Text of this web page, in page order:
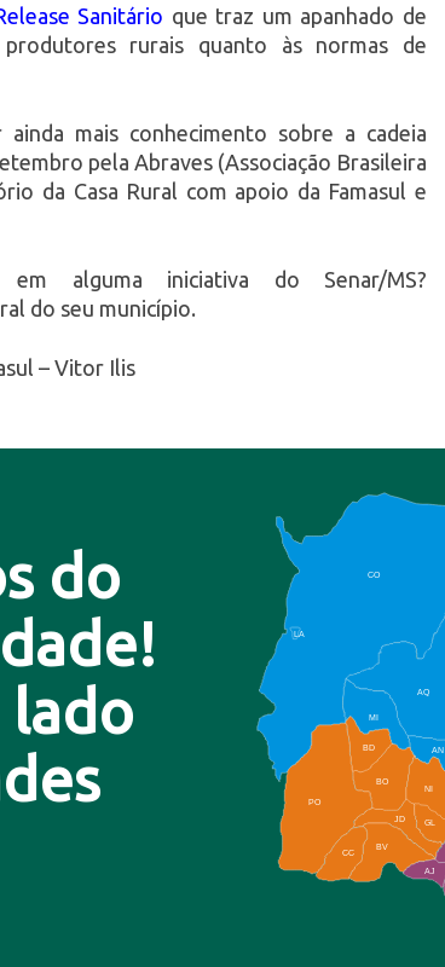
Sanitário que traz um apanhado de
rurais quanto às normas de
mais conhecimento sobre a cadeia
pela Abraves (Associação Brasileira
da Casa Rural com apoio da Famasul e
alguma iniciativa do Senar/MS?
do seu município.
– Vitor Ilis
do
lado
CO
AQ
MI
AN
BD
BO
NI
JD
PO
BV
CC
AJ
GL
LA